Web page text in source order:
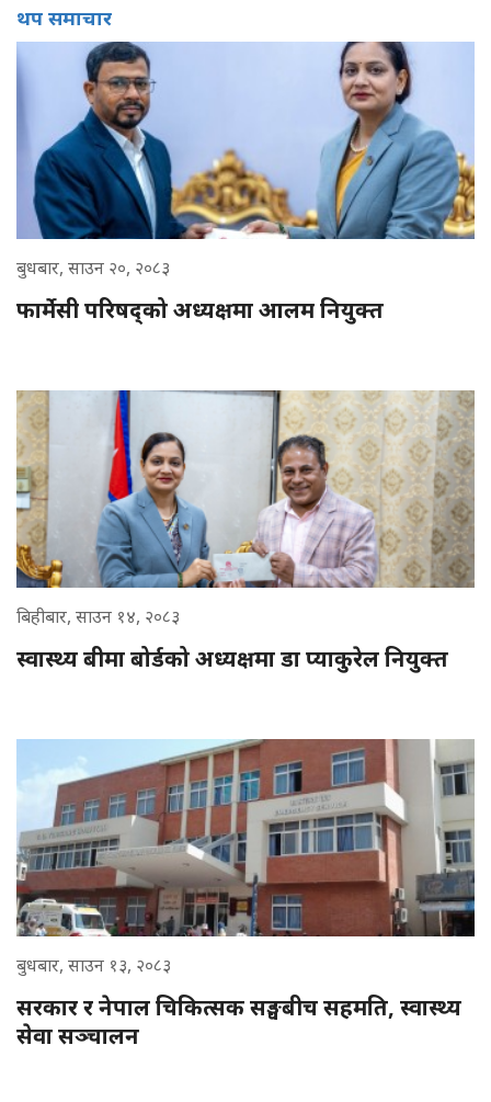
थप समाचार
बुधबार, साउन २०, २०८३
फार्मेसी परिषद्को अध्यक्षमा आलम नियुक्त
बिहीबार, साउन १४, २०८३
स्वास्थ्य बीमा बोर्डको अध्यक्षमा डा प्याकुरेल नियुक्त
बुधबार, साउन १३, २०८३
सरकार र नेपाल चिकित्सक सङ्घबीच सहमति, स्वास्थ्य
सेवा सञ्चालन